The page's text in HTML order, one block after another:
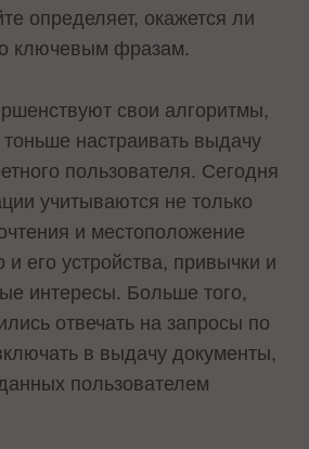
определяет, окажется ли
ключевым фразам.
свои алгоритмы,
настраивать выдачу
пользователя. Сегодня
учитываются не только
и местоположение
и его устройства, привычки и
интересы. Больше того,
отвечать на запросы по
в выдачу документы,
пользователем